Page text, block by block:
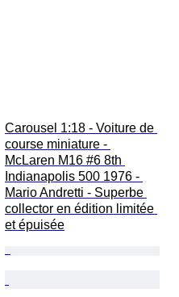
Carousel 1:18 - Voiture de
course miniature -
McLaren M16 #6 8th
Indianapolis 500 1976 -
Mario Andretti - Superbe
collector en édition limitée
et épuisée